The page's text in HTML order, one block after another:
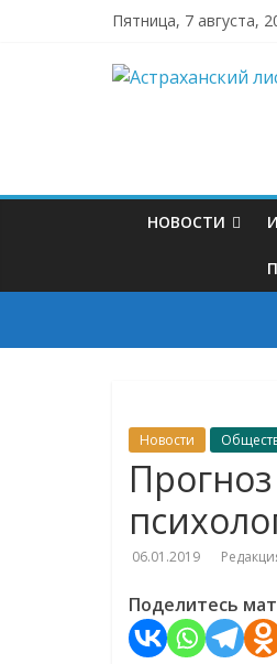
Пятница, 7 августа,
НОВОСТИ
Новости
06.01.2019
Поделитесь